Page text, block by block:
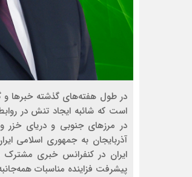
در طول هفته‌هاي گذشته خبرها و
است كه شائبه ايجاد تنش در
در مرزهاي جنوبي و درياي
آذربايجان به جمهوري اسلامي
ايران در كنفرانس خبري مشترك
پيشرفت فزاينده مناسبات